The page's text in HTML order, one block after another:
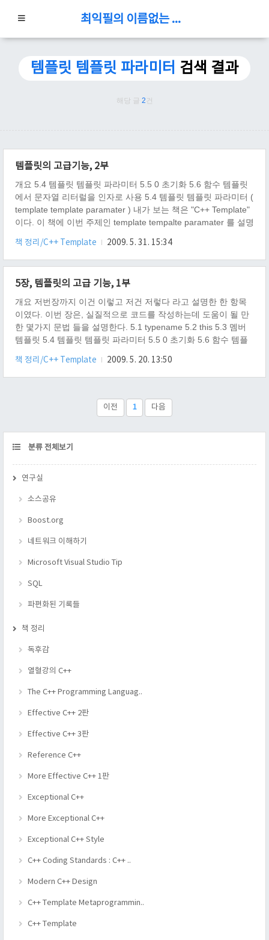
최익필의 이름없는 블로그
템플릿 템플릿 파라미터 검색 결과
해당 글 2 건
템플릿의 고급기능, 2부
개요 5.4 템플릿 템플릿 파라미터 5.5 0 초기화 5.6 함수 템플릿
에서 문자열 리터럴을 인자로 사용 5.4 템플릿 템플릿 파라미터 (
template template paramater ) 내가 보는 책은 "C++ Template"
이다. 이 책에 이번 주제인 template tempalte paramater 를 설명
이다" 라고 말해주는 코드를 컴퓨터에 입력 했다. #include
template class Stack { private: CONT m_; }; int main( void ) {
클래스 템플릿의 두번째 템플릿 파라미터가 템플릿인 것이 보인
다...
책 정리/C++ Template 2009. 5. 31. 15:34
5장, 템플릿의 고급 기능, 1부
개요 저번장까지 이건 이렇고 저건 저렇다 라고 설명한 한 항목
이였다. 이번 장은, 실질적으로 코드를 작성하는데 도움이 될 만
한 몇가지 문법 들을 설명한다. 5.1 typename 5.2 this 5.3 멤버
템플릿 5.4 템플릿 템플릿 파라미터 5.5 0 초기화 5.6 함수 템플
엇이고, 어떤 용도인가? 지금까지 typename 은 템플릿 파라미터
를 선언할 때 사용하는 키워드로 알고 있었지만, 여기에 한가지
이다. "이것은 타입이다"라는 의미가 왜 필요한가? 만약, 템플릿
파라미터가 클래스일 떄, 그 내부 타입이, "타입" 이라고 일러주
책 정리/C++ Template 2009. 5. 20. 13:50
이전 1 다음
CATEGORY
분류 전체보기
연구실
소스공유
Boost.org
네트워크 이해하기
Microsoft Visual Studio Tip
SQL
파편화된 기록들
책 정리
독후감
열혈강의 C++
The C++ Programming Languag..
Effective C++ 2판
Effective C++ 3판
Reference C++
More Effective C++ 1판
Exceptional C++
More Exceptional C++
Exceptional C++ Style
C++ Coding Standards : C++ ..
Modern C++ Design
C++ Template Metaprogrammin..
C++ Template